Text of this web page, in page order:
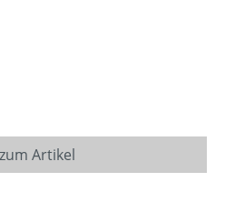
Artikel